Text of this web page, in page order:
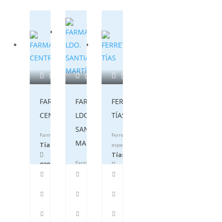
FARMACIA
CENTRAL
Farmacia
Tías
928833729
FARMACIA
LDO.
SANTIAGO
MARTÍN
Farmacia
Tías
928524345
FERRETERÍA
TÍAS
Ferretería
especializada
Tías
928833543